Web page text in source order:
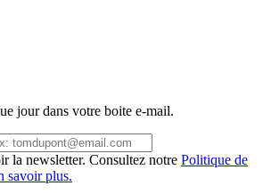
jour dans votre boite e-mail.
la newsletter. Consultez notre Politique de
savoir plus.